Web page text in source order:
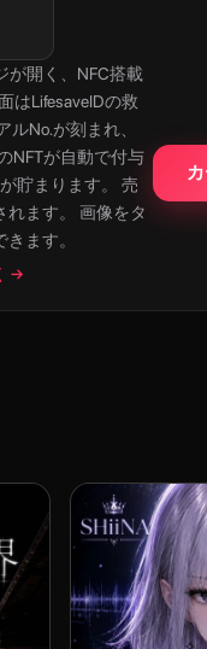
が開く、NFC搭載
はLifesaveIDの救
No.が刻まれ、
NFTが自動で付与
貯まります。 売
れます。 画像をタ
ます。
→